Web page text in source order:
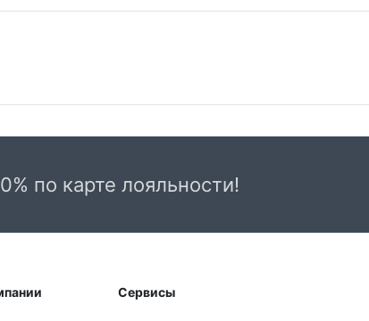
Самовывоз из магазина на Трубной
интернет-магазина, вы можете заказать и
самостоятельно забрать по адресу: г. Москва,
часов c пн-вс.
на выбор. При оформлении заказа самовывозом
с Трубной, 2 надо сразу оплачивать заказ
по карте лояльности!
Сервисы